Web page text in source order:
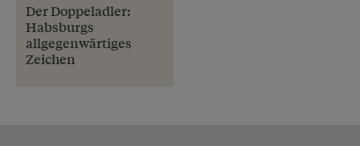
Der Doppeladler:
Habsburgs
allgegenwärtiges
Zeichen